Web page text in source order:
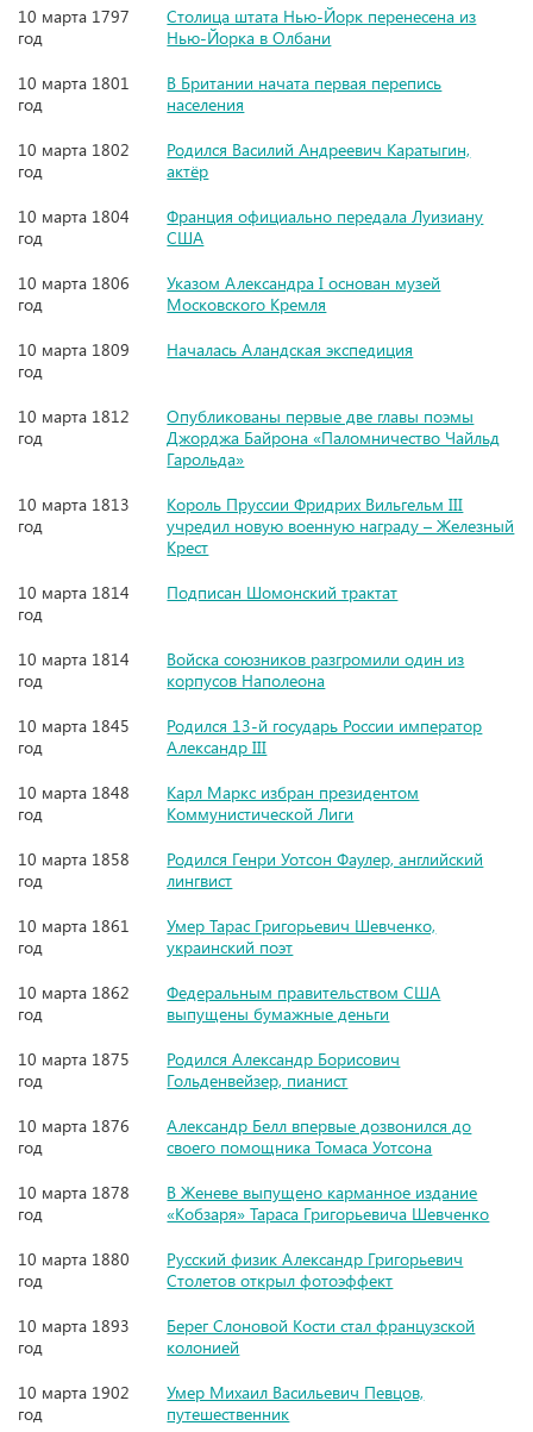
10 марта 1797
год
Столица штата Нью-Йорк перенесена из
Нью-Йорка в Олбани
10 марта 1801
год
В Британии начата первая перепись
населения
10 марта 1802
год
Родился Василий Андреевич Каратыгин,
актёр
10 марта 1804
год
Франция официально передала Луизиану
США
10 марта 1806
год
Указом Александра I основан музей
Московского Кремля
10 марта 1809
год
Началась Аландская экспедиция
10 марта 1812
год
Опубликованы первые две главы поэмы
Джорджа Байрона «Паломничество Чайльд
Гарольда»
10 марта 1813
год
Король Пруссии Фридрих Вильгельм III
учредил новую военную награду – Железный
Крест
10 марта 1814
год
Подписан Шомонский трактат
10 марта 1814
год
Войска союзников разгромили один из
корпусов Наполеона
10 марта 1845
год
Родился 13-й государь России император
Александр III
10 марта 1848
год
Карл Маркс избран президентом
Коммунистической Лиги
10 марта 1858
год
Родился Генри Уотсон Фаулер, английский
лингвист
10 марта 1861
год
Умер Тарас Григорьевич Шевченко,
украинский поэт
10 марта 1862
год
Федеральным правительством США
выпущены бумажные деньги
10 марта 1875
год
Родился Александр Борисович
Гольденвейзер, пианист
10 марта 1876
год
Александр Белл впервые дозвонился до
своего помощника Томаса Уотсона
10 марта 1878
год
В Женеве выпущено карманное издание
«Кобзаря» Тараса Григорьевича Шевченко
10 марта 1880
год
Русский физик Александр Григорьевич
Столетов открыл фотоэффект
10 марта 1893
год
Берег Слоновой Кости стал французской
колонией
10 марта 1902
год
Умер Михаил Васильевич Певцов,
путешественник